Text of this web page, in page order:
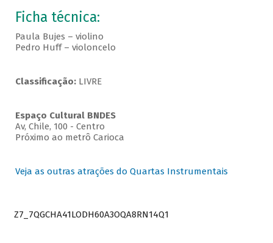
Ficha técnica:
Paula Bujes – violino
Pedro Huff – violoncelo
Classificação:LIVRE
Espaço Cultural BNDES
Av, Chile, 100 - Centro
Próximo ao metrô Carioca
Veja as outras atrações do Quartas Instrumentais
Z7_7QGCHA41LODH60A3OQA8RN14Q1